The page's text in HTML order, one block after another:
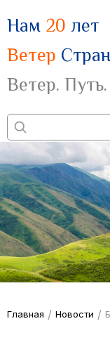
Нам 20 лет
Ветер
Ветер.
Главная / Новости /